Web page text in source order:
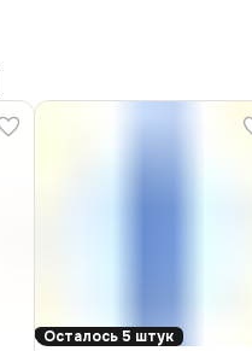
Осталось 5 штук